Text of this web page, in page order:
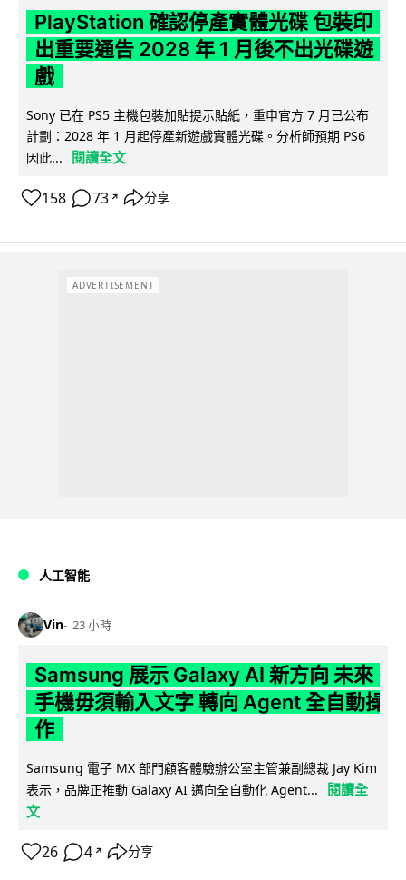
PlayStation 確認停產實體光碟 包裝印
出重要通告 2028 年 1 月後不出光碟遊
戲
Sony 已在 PS5 主機包裝加貼提示貼紙，重申官方 7 月已公布
計劃：2028 年 1 月起停產新遊戲實體光碟。分析師預期 PS6
因此...
閱讀全文
158 73 ↗ 分享
ADVERTISEMENT
人工智能
Vin 23 小時
Samsung 展示 Galaxy AI 新方向 未來
手機毋須輸入文字 轉向 Agent 全自動操
作
Samsung 電子 MX 部門顧客體驗辦公室主管兼副總裁 Jay Kim
表示，品牌正推動 Galaxy AI 邁向全自動化 Agent...
閱讀全
文
26 4 ↗ 分享